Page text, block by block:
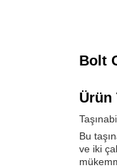
Bolt
Ürün
Bu
ve iki